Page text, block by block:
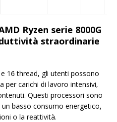
Ryzen serie 8000G
straordinarie
16 thread, gli utenti possono
per carichi di lavoro intensivi,
Questi processori sono
basso consumo energetico,
o la reattività.